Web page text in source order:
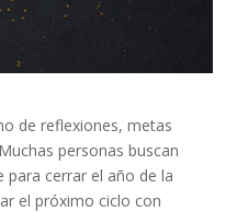
de reflexiones, metas
personas buscan
cerrar el año de la
el próximo ciclo con